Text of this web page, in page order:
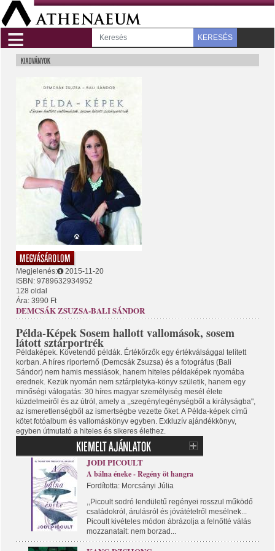
≡ KERESÉS
Megjelenés:
2015-11-20
ISBN: 9789632934952
128 oldal
Ára: 3990 Ft
DEMCSÁK ZSUZSA-BALI SÁNDOR
Példa-Képek Sosem hallott vallomások, sosem
látott sztárportrék
Példaképek. Követendő példák. Értékőrzők egy értékválsággal telített
korban. A híres riporternő (Demcsák Zsuzsa) és a fotográfus (Bali
Sándor) nem hamis messiások, hanem hiteles példaképek nyomába
erednek. Kezük nyomán nem sztárpletyka-könyv születik, hanem egy
minőségi válogatás: 30 híres magyar személyiség mesél élete
küzdelmeiről és az útról, amely a ,,szegénylegénységből a királyságba",
az ismeretlenségből az ismertségbe vezette őket. A Példa-képek című
kötet fotóalbum és vallomáskönyv egyben. Exkluzív ajándékkönyv,
egyben útmutató a hiteles és sikeres élethez.
JODI PICOULT
A bálna éneke - Regény öt hangra
Fordította: Morcsányi Júlia
,,Picoult sodró lendületű regényei rosszul működő
családokról, árulásról és jóvátételről mesélnek...
Picoult kivételes módon ábrázolja a felnőtté válás
mozzanatait: nem borzad...